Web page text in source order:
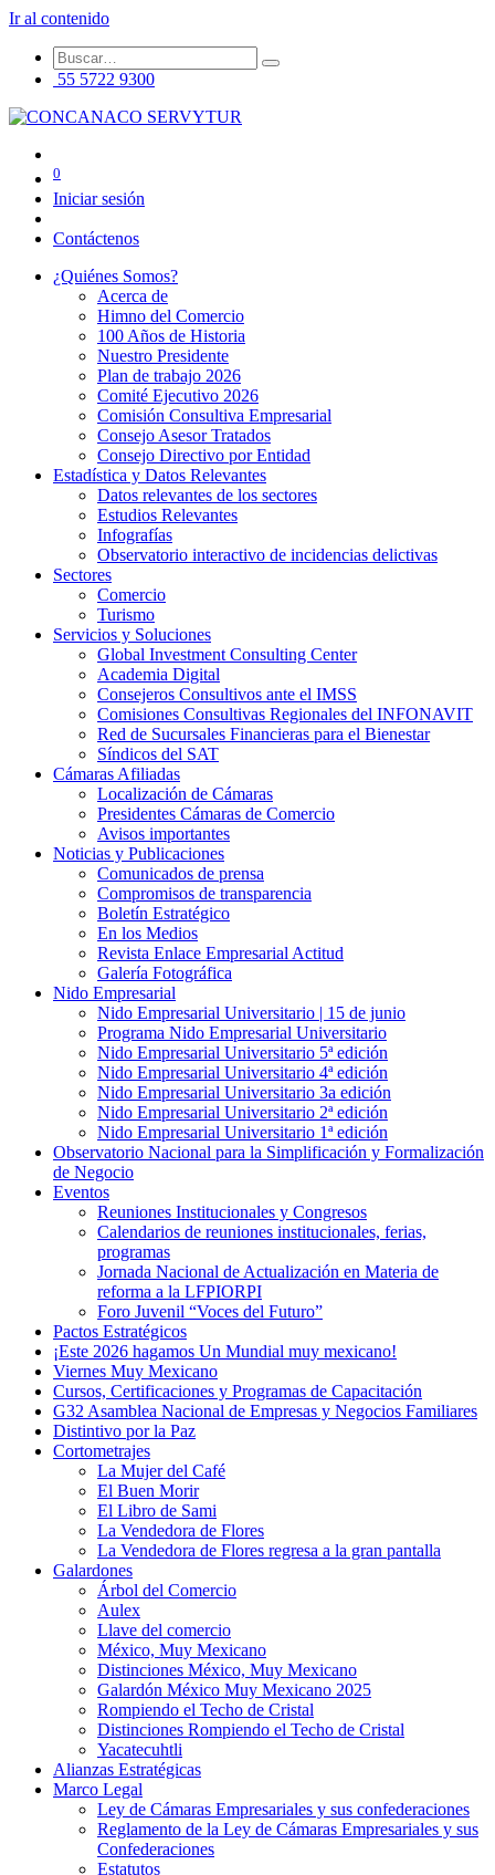
Ir al contenido
55 5722 9300
0
Iniciar sesión
Contáctenos
¿Quiénes Somos?
Acerca de
Himno del Comercio
100 Años de Historia
Nuestro Presidente
Plan de trabajo 2026
Comité Ejecutivo 2026
Comisión Consultiva Empresarial
Consejo Asesor Tratados
Consejo Directivo por Entidad
Estadística y Datos Relevantes
Datos relevantes de los sectores
Estudios Relevantes
Infografías
Observatorio interactivo de incidencias delictivas
Sectores
Comercio
Turismo
Servicios y Soluciones
Global Investment Consulting Center
Academia Digital
Consejeros Consultivos ante el IMSS
Comisiones Consultivas Regionales del INFONAVIT
Red de Sucursales Financieras para el Bienestar
Síndicos del SAT
Cámaras Afiliadas
Localización de Cámaras
Presidentes Cámaras de Comercio
Avisos importantes
Noticias y Publicaciones
Comunicados de prensa
Compromisos de transparencia
Boletín Estratégico
En los Medios
Revista Enlace Empresarial Actitud
Galería Fotográfica
Nido Empresarial
Nido Empresarial Universitario | 15 de junio
Programa Nido Empresarial Universitario
Nido Empresarial Universitario 5ª edición
Nido Empresarial Universitario 4ª edición
Nido Empresarial Universitario 3a edición
Nido Empresarial Universitario 2ª edición
Nido Empresarial Universitario 1ª edición
Observatorio Nacional para la Simplificación y Formalización
de Negocio
Eventos
Reuniones Institucionales y Congresos
Calendarios de reuniones institucionales, ferias,
programas
Jornada Nacional de Actualización en Materia de
reforma a la LFPIORPI
Foro Juvenil “Voces del Futuro”
Pactos Estratégicos
¡Este 2026 hagamos Un Mundial muy mexicano!
Viernes Muy Mexicano
Cursos, Certificaciones y Programas de Capacitación
G32 Asamblea Nacional de Empresas y Negocios Familiares
Distintivo por la Paz
Cortometrajes
La Mujer del Café
El Buen Morir
El Libro de Sami
La Vendedora de Flores
La Vendedora de Flores regresa a la gran pantalla
Galardones
Árbol del Comercio
Aulex
Llave del comercio
México, Muy Mexicano
Distinciones México, Muy Mexicano
Galardón México Muy Mexicano 2025
Rompiendo el Techo de Cristal
Distinciones Rompiendo el Techo de Cristal
Yacatecuhtli
Alianzas Estratégicas
Marco Legal
Ley de Cámaras Empresariales y sus confederaciones
Reglamento de la Ley de Cámaras Empresariales y sus
Confederaciones
Estatutos